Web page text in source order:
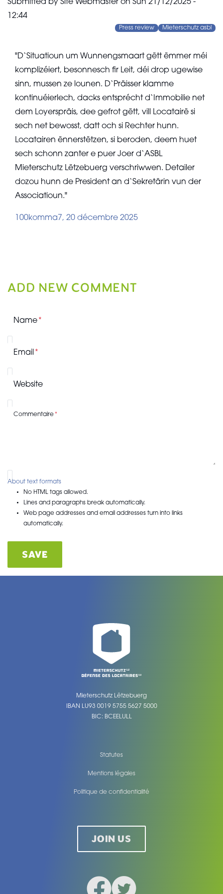
Submitted by Site Webmaster on Sun 21/12/2025 -
12:44
Press review Mieterschutz asbl
"D‘Situatioun um Wunnengsmaart gëtt ëmmer méi
komplizéiert, besonnesch fir Leit, déi drop ugewise
sinn, mussen ze lounen. D‘Präisser klamme
kontinuéierlech, dacks entsprécht d‘Immobilie net
dem Loyerspräis, dee gefrot gëtt, vill Locatairë si
sech net bewosst, datt och si Rechter hunn.
Locatairen ënnerstëtzen, si beroden, deem huet
sech schonn zanter e puer Joer d‘ASBL
Mieterschutz Lëtzebuerg verschriwwen. Detailer
dozou hunn de President an d‘Sekretärin vun der
Associatioun."
100komma7, 20 décembre 2025
ADD NEW COMMENT
Name
Email
Website
Commentaire
About text formats
No HTML tags allowed.
Lines and paragraphs break automatically.
Web page addresses and email addresses turn into links
automatically.
SAVE
Mieterschutz Lëtzebuerg
IBAN LU93 0019 5755 5627 5000
BIC: BCEELULL
Statutes
Mentions légales
Politique de confidentialité
JOIN US